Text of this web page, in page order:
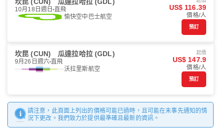
10月18日週日 直飛
愉快空中巴士航空
US$ 116.39
價格/人
預訂
坎昆 (CUN) 瓜達拉哈拉 (GDL)
9月26日週六 直飛
沃拉里斯航空
起價
US$ 147.9
價格/人
預訂
請注意，此頁面上列出的價格可能已過時，且可能在未事先通知的情
況下更改。我們致力於提供最準確且最新的資訊。